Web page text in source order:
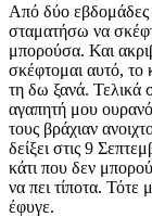
Από δύο εβδομάδες
σταματήσω να
μπορούσα. Και
σκέφτομαι αυτό, το
τη δω ξανά. Τελικά
αγαπητή μου
τους βράχιαν
δείξει στις 9
κάτι που δεν
να πει τίποτα. Τότε
έφυγε.